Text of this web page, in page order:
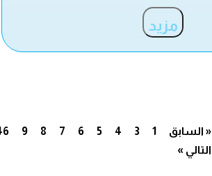
مزيد
« السابق 1
3
4
5
6
7
8
9
التالي »